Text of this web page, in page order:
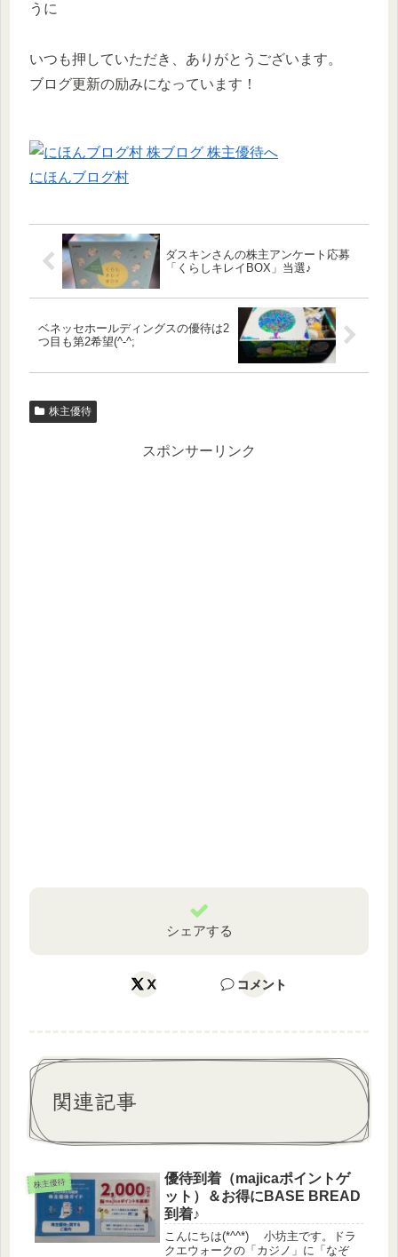
うに
いつも押していただき、ありがとうございます。
ブログ更新の励みになっています！
にほんブログ村
ダスキンさんの株主アンケート応募
「くらしキレイBOX」当選♪
ベネッセホールディングスの優待は2
つ目も第2希望(^-^;
株主優待
スポンサーリンク
シェアする
X コメント
関連記事
株主優待
優待到着（majicaポイントゲ
ット）＆お得にBASE BREAD
到着♪
こんにちは(*^^*) 小坊主です。ドラ
クエウォークの「カジノ」に「なぞ